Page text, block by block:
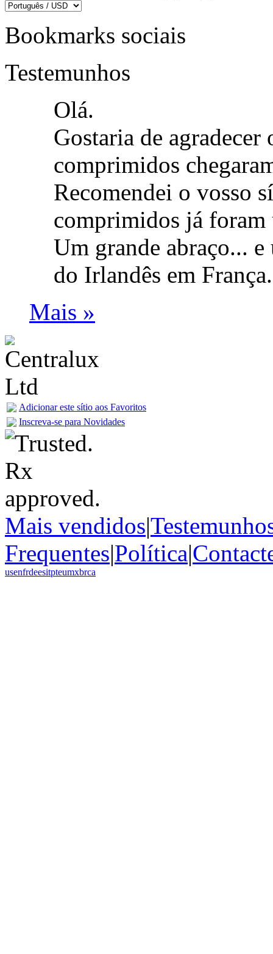
Bookmarks sociais
Testemunhos
Olá.
Gostaria de
comprimidos
Recomendei o vosso
comprimidos já foram
Um grande abraço...
do Irlandês em
Mais »
Adicionar este sítio aos Favoritos
Inscreva-se para Novidades
Mais vendidos|
Frequentes|Política|
usenfrdeesitpteumxbrca